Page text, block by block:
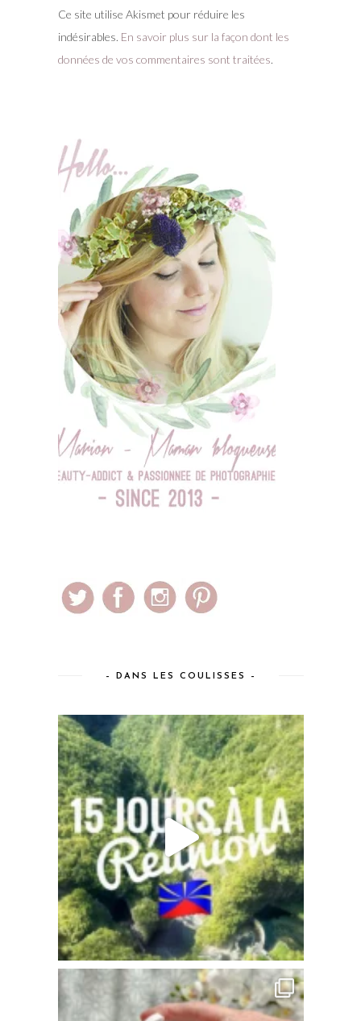
Ce site utilise Akismet pour réduire les
indésirables. En savoir plus sur la façon dont les
données de vos commentaires sont traitées.
– DANS LES COULISSES –